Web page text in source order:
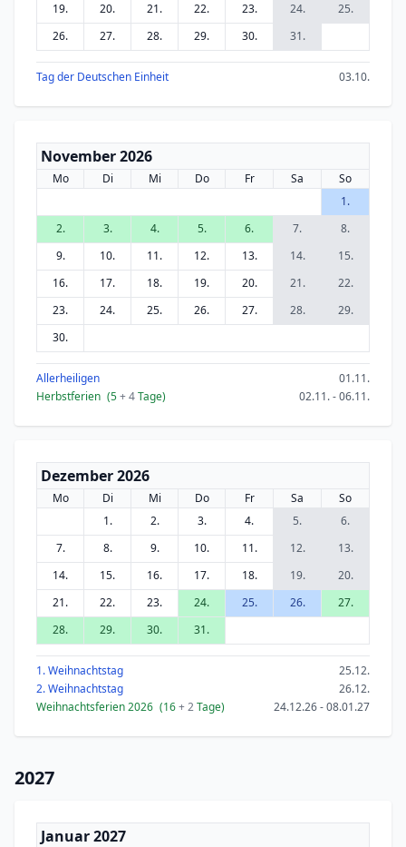
19.
20. 21. 22. 23. 24.
25.
26.
27. 28. 29. 30. 31.
Tag der Deutschen Einheit 03.10.
November 2026
Mo Di Mi Do Fr Sa
So
1.
2.
3. 4. 5. 6. 7.
8.
9.
10. 11. 12. 13. 14.
15.
16.
17. 18. 19. 20. 21.
22.
23.
24. 25. 26. 27. 28.
29.
30.
Allerheiligen
01.11.
Herbstferien (5+ 4Tage) 02.11. - 06.11.
Dezember 2026
Mo Di Mi Do Fr Sa
So
1.
2. 3. 4. 5.
6.
7.
8. 9. 10. 11. 12.
13.
14.
15. 16. 17. 18. 19.
20.
21.
22. 23. 24. 25. 26.
27.
28.
29. 30. 31.
1. Weihnachtstag
25.12.
2. Weihnachtstag
26.12.
Weihnachtsferien 2026 (16+ 2Tage) 24.12.26 - 08.01.27
2027
Januar 2027